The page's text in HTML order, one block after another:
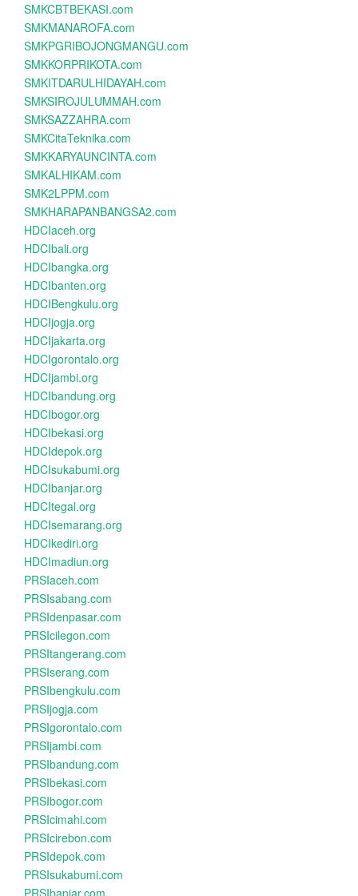
SMKCBTBEKASI.com
SMKMANAROFA.com
SMKPGRIBOJONGMANGU.com
SMKKORPRIKOTA.com
SMKITDARULHIDAYAH.com
SMKSIROJULUMMAH.com
SMKSAZZAHRA.com
SMKCitaTeknika.com
SMKKARYAUNCINTA.com
SMKALHIKAM.com
SMK2LPPM.com
SMKHARAPANBANGSA2.com
HDCIaceh.org
HDCIbali.org
HDCIbangka.org
HDCIbanten.org
HDCIBengkulu.org
HDCIjogja.org
HDCIjakarta.org
HDCIgorontalo.org
HDCIjambi.org
HDCIbandung.org
HDCIbogor.org
HDCIbekasi.org
HDCIdepok.org
HDCIsukabumi.org
HDCIbanjar.org
HDCItegal.org
HDCIsemarang.org
HDCIkediri.org
HDCImadiun.org
PRSIaceh.com
PRSIsabang.com
PRSIdenpasar.com
PRSIcilegon.com
PRSItangerang.com
PRSIserang.com
PRSIbengkulu.com
PRSIjogja.com
PRSIgorontalo.com
PRSIjambi.com
PRSIbandung.com
PRSIbekasi.com
PRSIbogor.com
PRSIcimahi.com
PRSIcirebon.com
PRSIdepok.com
PRSIsukabumi.com
PRSIbanjar.com